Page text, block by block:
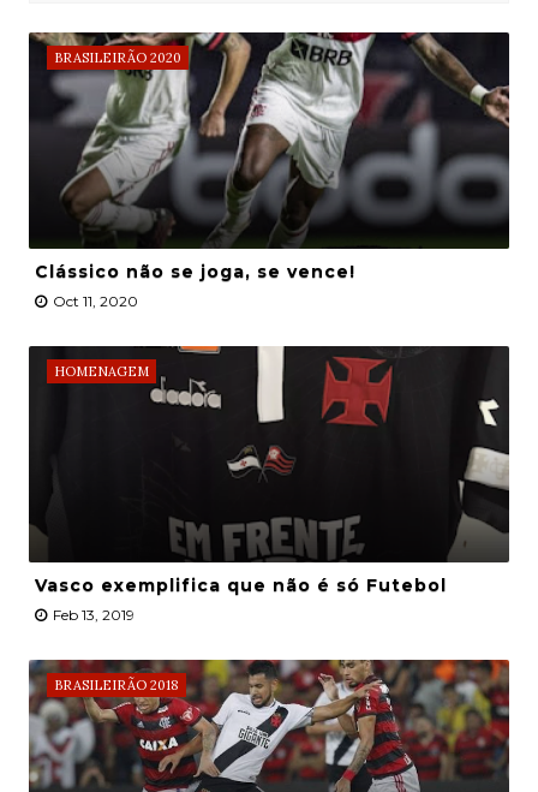
BRASILEIRÃO 2020
Clássico não se joga, se vence!
Oct 11, 2020
HOMENAGEM
Vasco exemplifica que não é só Futebol
Feb 13, 2019
BRASILEIRÃO 2018